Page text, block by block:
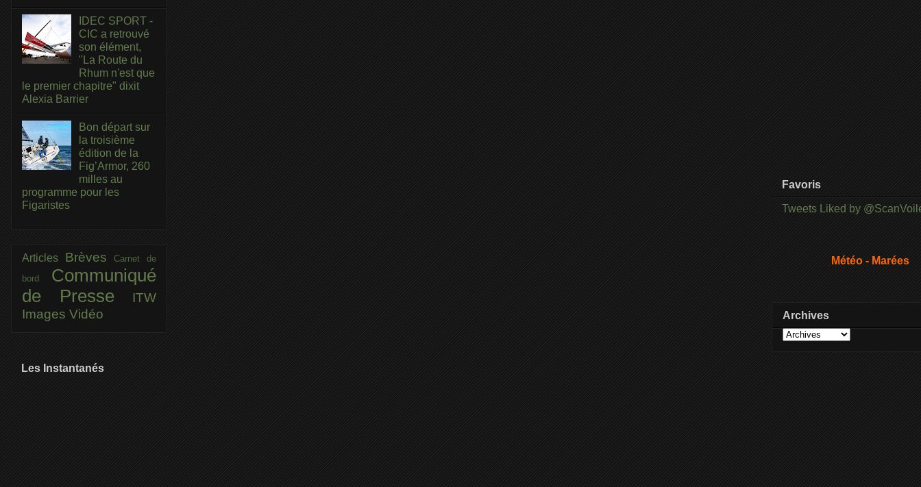
IDEC SPORT -
CIC a retrouvé
son élément,
"La Route du
Rhum n'est que
le premier chapitre" dixit
Alexia Barrier
Bon départ sur
la troisième
édition de la
Fig’Armor, 260
milles au
programme pour les
Figaristes
Articles BrèvesCarnet de
bord Communiqué
de Presse
ITW
Images Vidéo
Les Instantanés
Favoris
Tweets Liked by
Météo - Marées
Archives